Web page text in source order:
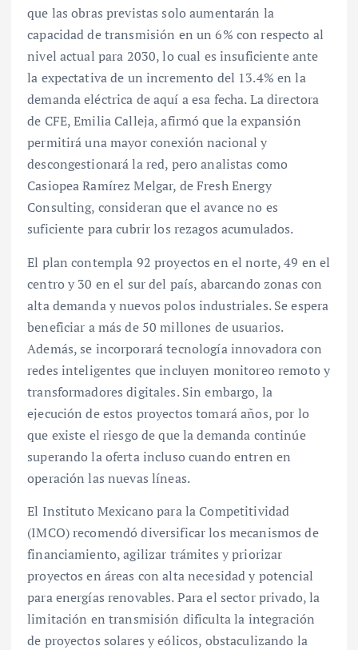
que las obras previstas solo aumentarán la
capacidad de transmisión en un 6% con respecto al
nivel actual para 2030, lo cual es insuficiente ante
la expectativa de un incremento del 13.4% en la
demanda eléctrica de aquí a esa fecha. La directora
de CFE, Emilia Calleja, afirmó que la expansión
permitirá una mayor conexión nacional y
descongestionará la red, pero analistas como
Casiopea Ramírez Melgar, de Fresh Energy
Consulting, consideran que el avance no es
suficiente para cubrir los rezagos acumulados.
El plan contempla 92 proyectos en el norte, 49 en el
centro y 30 en el sur del país, abarcando zonas con
alta demanda y nuevos polos industriales. Se espera
beneficiar a más de 50 millones de usuarios.
Además, se incorporará tecnología innovadora con
redes inteligentes que incluyen monitoreo remoto y
transformadores digitales. Sin embargo, la
ejecución de estos proyectos tomará años, por lo
que existe el riesgo de que la demanda continúe
superando la oferta incluso cuando entren en
operación las nuevas líneas.
El Instituto Mexicano para la Competitividad
(IMCO) recomendó diversificar los mecanismos de
financiamiento, agilizar trámites y priorizar
proyectos en áreas con alta necesidad y potencial
para energías renovables. Para el sector privado, la
limitación en transmisión dificulta la integración
de proyectos solares y eólicos, obstaculizando la